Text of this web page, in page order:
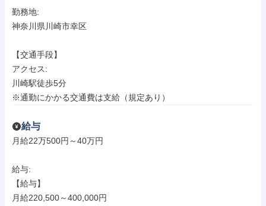
勤務地:
神奈川県川崎市幸区
【交通手段】
アクセス:
川崎駅徒歩5分
※通勤にかかる交通費は支給（規定あり）
給与
月給22万500円～40万円
給与:
【給与】
月給220,500～400,000円